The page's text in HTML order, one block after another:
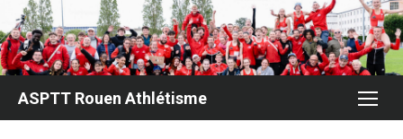
Aller
au
contenu
ASPTT Rouen Athlétisme